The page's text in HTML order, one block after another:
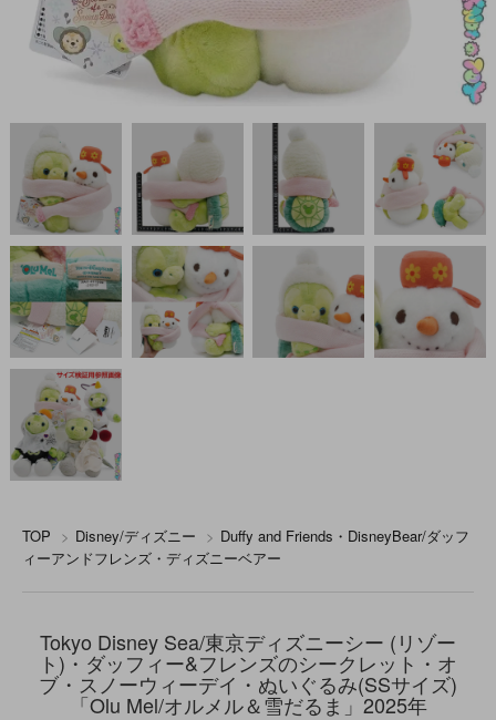
TOP > Disney/ディズニー > Duffy and Friends・DisneyBear/ダッフ
ィーアンドフレンズ・ディズニーベアー
Tokyo Disney Sea/東京ディズニーシー (リゾー
ト)・ダッフィー&フレンズのシークレット・オ
ブ・スノーウィーデイ・ぬいぐるみ(SSサイズ)
「Olu Mel/オルメル＆雪だるま」2025年